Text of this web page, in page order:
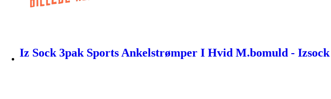
Iz Sock 3pak Sports Ankelstrømper I Hvid M.bomuld - Izsock